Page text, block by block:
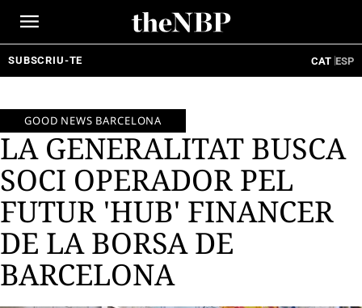
SUBSCRIU-TE CAT ESP
GOOD NEWS BARCELONA
LA GENERALITAT BUSCA
SOCI OPERADOR PEL
FUTUR 'HUB' FINANCER
DE LA BORSA DE
BARCELONA